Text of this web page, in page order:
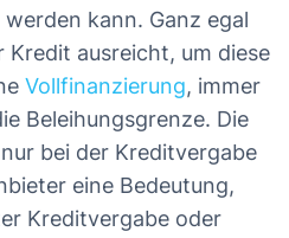
kann. Ganz egal
Kredit ausreicht, um diese
Vollfinanzierung, immer
Beleihungsgrenze. Die
bei der Kreditvergabe
eine Bedeutung,
Kreditvergabe oder